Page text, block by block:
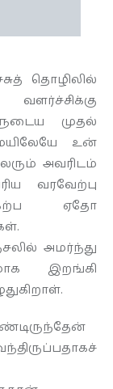
தொழிலில்
முதல்
உன்
அவரிடம்
வரவேற்பு
ஏதோ
அமர்ந்து
இறங்கி